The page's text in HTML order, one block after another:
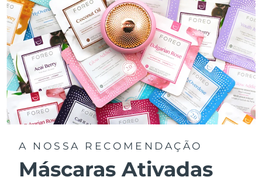
A NOSSA RECOMENDAÇÃO
Máscaras Ativadas